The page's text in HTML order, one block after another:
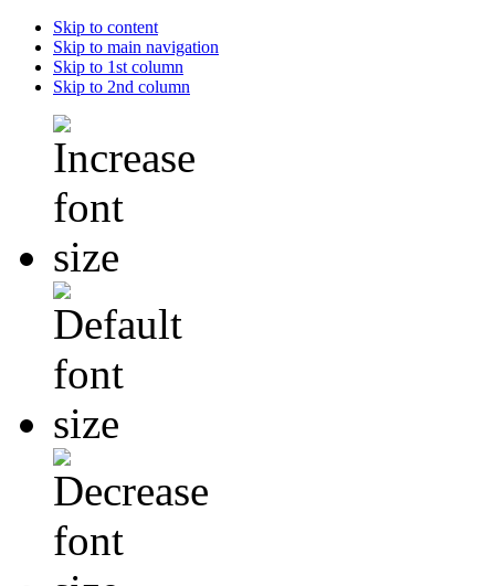
Skip to content
Skip to main navigation
Skip to 1st column
Skip to 2nd column